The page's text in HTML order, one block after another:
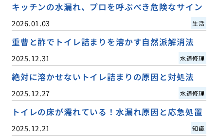
キッチンの水漏れ、プロを呼ぶべき危険なサイン
2026.01.03 生活
重曹と酢でトイレ詰まりを溶かす自然派解消法
2025.12.31 水道修理
絶対に溶かせないトイレ詰まりの原因と対処法
2025.12.27 水道修理
トイレの床が濡れている！水漏れ原因と応急処置
2025.12.21 知識